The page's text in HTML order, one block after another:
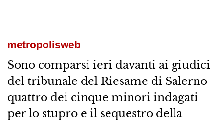
metropolisweb
Sono comparsi ieri davanti ai giudici
del tribunale del Riesame di Salerno
quattro dei cinque minori indagati
per lo stupro e il sequestro della